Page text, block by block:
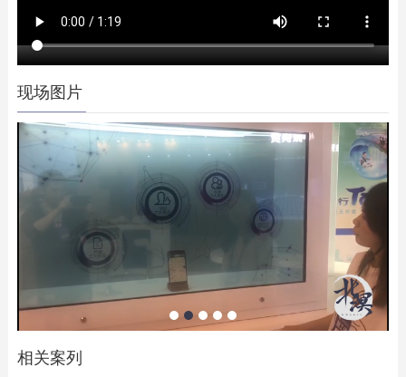
现场图片
相关案列